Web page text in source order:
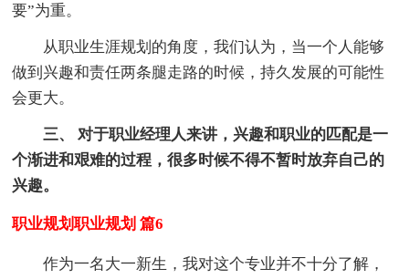
要”为重。
从职业生涯规划的角度，我们认为，当一个人能够
做到兴趣和责任两条腿走路的时候，持久发展的可能性
会更大。
三、 对于职业经理人来讲，兴趣和职业的匹配是一
个渐进和艰难的过程，很多时候不得不暂时放弃自己的
兴趣。
职业规划职业规划 篇6
作为一名大一新生，我对这个专业并不十分了解，